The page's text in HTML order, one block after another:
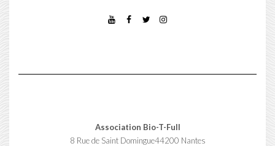
Association Bio-T-Full
8 Rue de Saint Domingue44200 Nantes